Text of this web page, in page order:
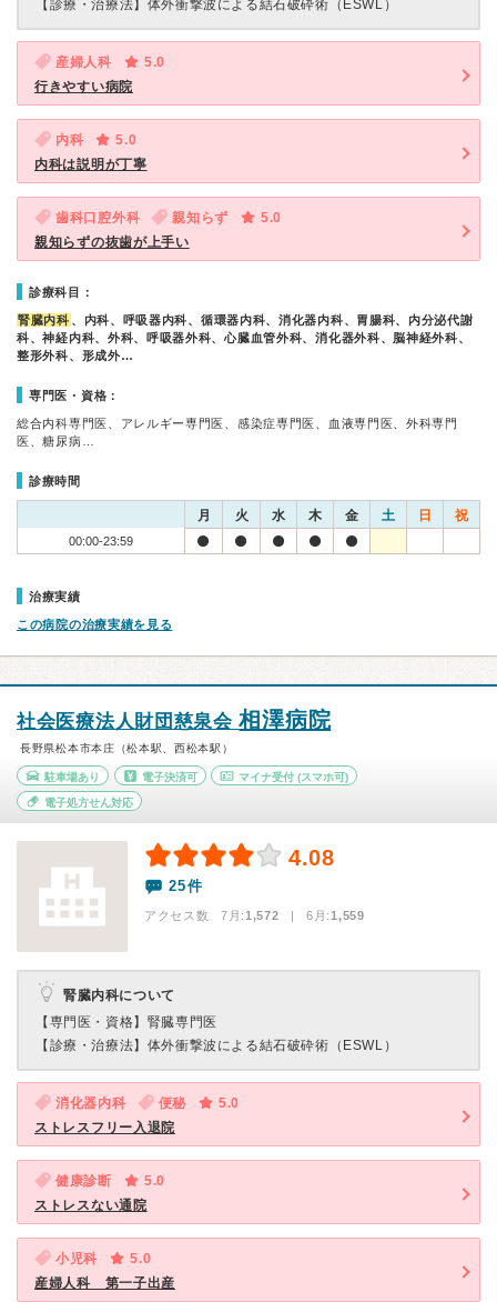
【診療・治療法】 体外衝撃波による結石破砕術（ESWL）
産婦人科
5.0
行きやすい病院
内科
5.0
内科は説明が丁寧
歯科口腔外科 親知らず
5.0
親知らずの抜歯が上手い
診療科目：
腎臓内科 、内科、呼吸器内科、循環器内科、消化器内科、胃腸科、内分泌代謝
科、神経内科、外科、呼吸器外科、心臓血管外科、消化器外科、脳神経外科、
整形外科、形成外…
専門医・資格：
総合内科専門医、アレルギー専門医、感染症専門医、血液専門医、外科専門
医、糖尿病…
診療時間
月 火 水 木 金 土 日 祝
00:00-23:59
治療実績
この病院の治療実績を見る
社会医療法人財団慈泉会相澤病院
長野県松本市本庄（松本駅、西松本駅）
駐車場あり 電子決済可 マイナ受付 (スマホ可)
電子処方せん対応
4.08
25件
アクセス数 7月:1,572 | 6月:1,559
腎臓内科について
【専門医・資格】 腎臓専門医
【診療・治療法】 体外衝撃波による結石破砕術（ESWL）
消化器内科 便秘
5.0
ストレスフリー入退院
健康診断
5.0
ストレスない通院
小児科
5.0
産婦人科 第一子出産